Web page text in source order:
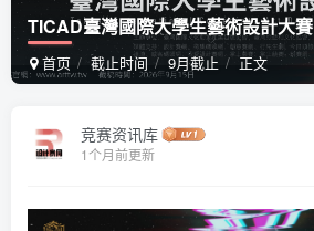
TICAD臺灣國際大學生藝術設計大賽
首页 截止时间 9月截止 正文
竞赛资讯库
1个月前更新